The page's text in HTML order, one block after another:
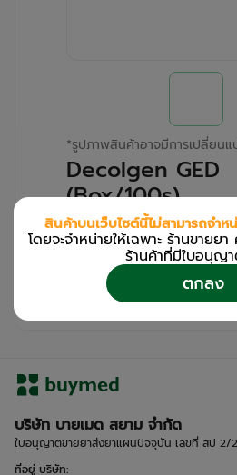
*รูปภาพสินค้าอาจมีการเปลี่ยนแ
Decolgen GED
(Box/100s)
สำหรับลูกค้าเฉพาะร้านขายยา
พยาบาล
เข้าสู่ระบบ
เพื่อดูรายละเอียดเพิ่มเติม
บริษัท บายเมด สยาม จำกัด
ใบอนุญาตขายยาส่งยาแผนปัจจุบัน เลขที่ สป 2/
ที่อยู่ บริษัท:
สินค้าบนเว็บไซต์นี้ไม่สามารถจำ
โดยจะจำหน่ายให้เฉพาะ ร้านขาย
ร้านค้าที่มีใบอนุญา
ตกลง